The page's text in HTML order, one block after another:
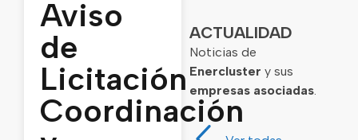
Aviso
de
Licitación
Coordinación
ACTUALIDAD
Noticias de
Enercluster y sus
empresas asociadas.